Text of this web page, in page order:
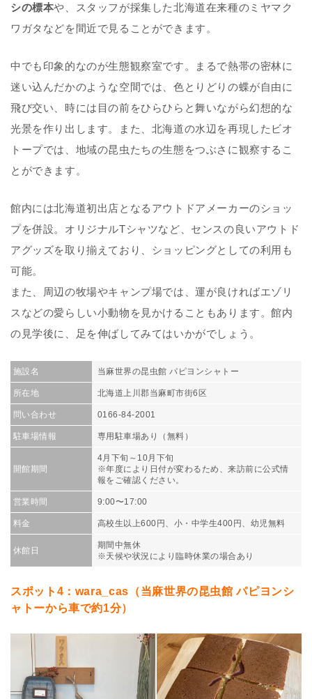
シの標本や、スタッフが採集した北海道在来種のミヤマク
ワガタなどを間近で見ることができます。
中でも印象的なのが生態観察室です。まるで熱帯の密林に
迷い込んだかのような空間では、色とりどりの蝶が自由に
飛び交い、時には目の前をひらひらと舞いながら幻想的な
光景を作り出します。また、北海道の水辺を再現したビオ
トープでは、地域の昆虫たちの生態をつぶさに観察するこ
とができます。
館内には北海道初出店となるアウトドアメーカーのショッ
プを併設。オリジナルTシャツなど、センスの良いアウトド
アグッズを取り揃えており、ショッピングとしての利用も
可能。
また、周辺の牧場やキャンプ場では、運が良ければエゾリ
スなどの愛らしい小動物を見かけることもあります。館内
の見学後に、足を伸ばしてみてはいかがでしょう。
施設名 当麻世界の昆虫館 パピヨンシャトー
所在地 北海道上川郡当麻町市街6区
問い合わせ 0166-84-2001
駐車場情報 専用駐車場あり（無料）
開館期間
4月下旬～10月下旬
※年度により日付が変わるため、来訪前に公式情
報をご確認ください。
営業時間 9:00〜17:00
料金 高校生以上600円、小・中学生400円、幼児無料
休館日
期間中無休
※天候や状況により臨時休業の場合あり
スポット4：wara_cas（当麻世界の昆虫館 パピヨンシ
ャトーから車で約1分）